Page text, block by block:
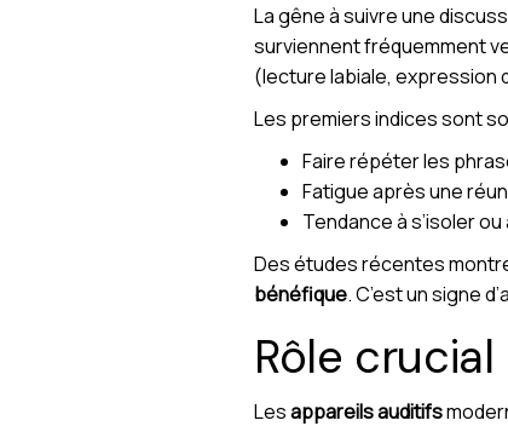
La gêne à suivre une
surviennent fréquemment
(lecture labiale, expression
Les premiers indices sont
Faire répéter les
Fatigue après une
Tendance à s’isoler
Des études récentes
bénéfique. C’est un signe
Rôle
Lesappareils auditifs